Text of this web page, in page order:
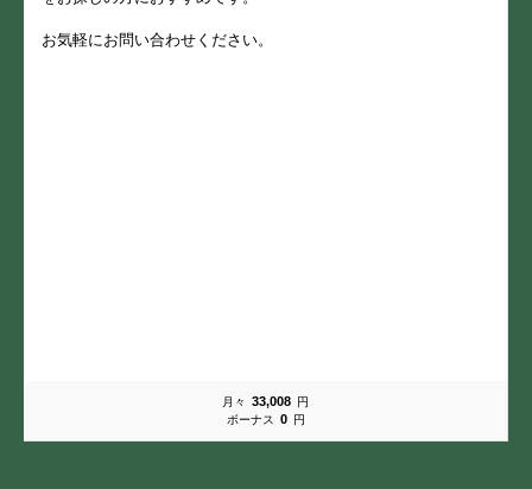
お気軽にお問い合わせください。
月々 33,008 円
ボーナス
0 円